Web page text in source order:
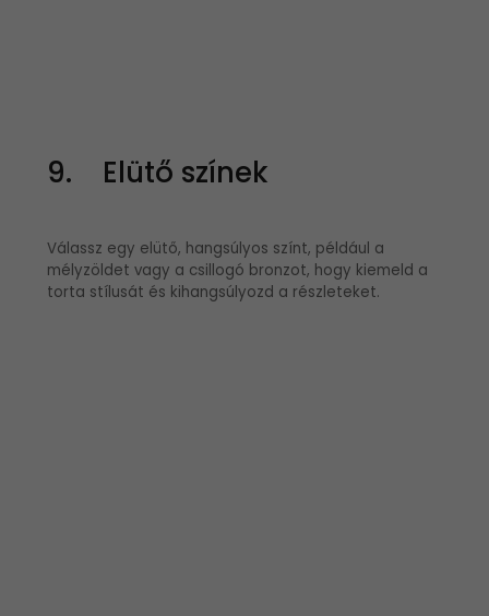
9. Elütő színek
Válassz egy elütő, hangsúlyos színt, például a
mélyzöldet vagy a csillogó bronzot, hogy kiemeld a
torta stílusát és kihangsúlyozd a részleteket.